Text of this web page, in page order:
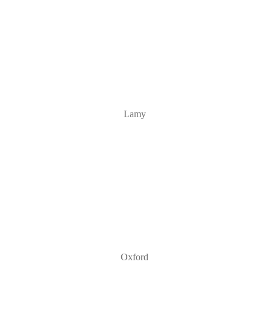
Lamy
Oxford